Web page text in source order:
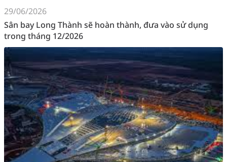
29/06/2026
Sân bay Long Thành sẽ hoàn thành, đưa vào sử dụng
trong tháng 12/2026